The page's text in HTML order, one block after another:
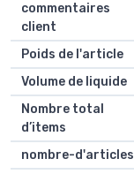
commentaires
client
Poids de l'article
Volume de liquide
Nombre total
d’items
nombre-d'articles